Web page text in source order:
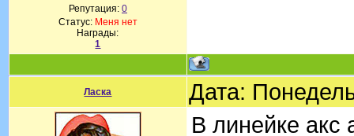
Репутация: 0
Статус: Меня нет
Награды:
1
Ласка Дата:
В линейке акс